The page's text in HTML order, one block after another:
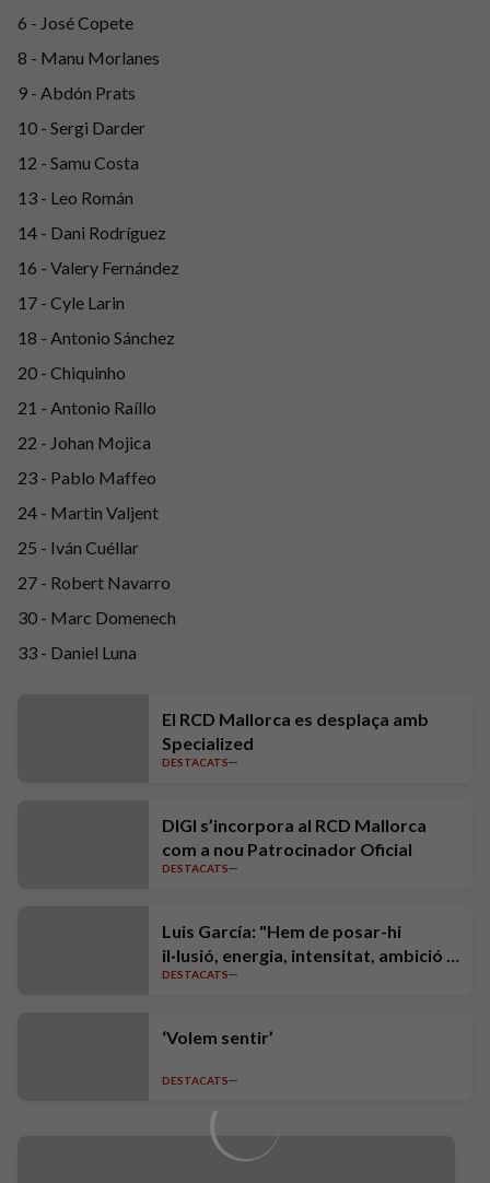
6 - José Copete
8 - Manu Morlanes
9 - Abdón Prats
10 - Sergi Darder
12 - Samu Costa
13 - Leo Román
14 - Dani Rodríguez
16 - Valery Fernández
17 - Cyle Larin
18 - Antonio Sánchez
20 - Chiquinho
21 - Antonio Raíllo
22 - Johan Mojica
23 - Pablo Maffeo
24 - Martin Valjent
25 - Iván Cuéllar
27 - Robert Navarro
30 - Marc Domenech
33 - Daniel Luna
El RCD Mallorca es desplaça amb
Specialized
DESTACATS
DIGI s’incorpora al RCD Mallorca
com a nou Patrocinador Oficial
DESTACATS
Luis García: "Hem de posar-hi
il·lusió, energia, intensitat, ambició i
exigència"
DESTACATS
‘Volem sentir’
DESTACATS